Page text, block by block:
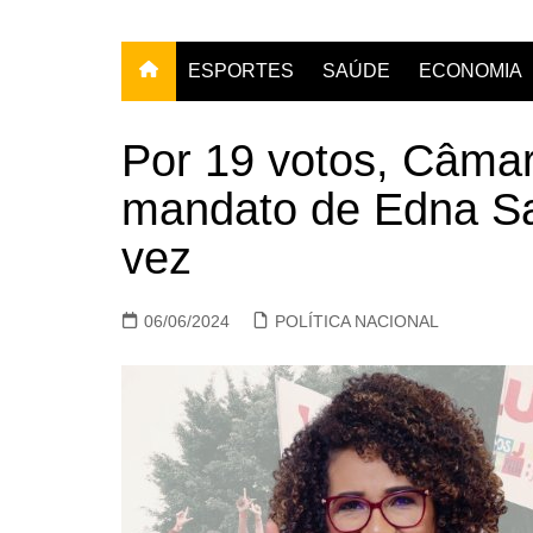
ESPORTES SAÚDE ECONOMIA
Por 19 votos,
mandato de Edna
vez
06/06/2024 POLÍTICA NACIONAL